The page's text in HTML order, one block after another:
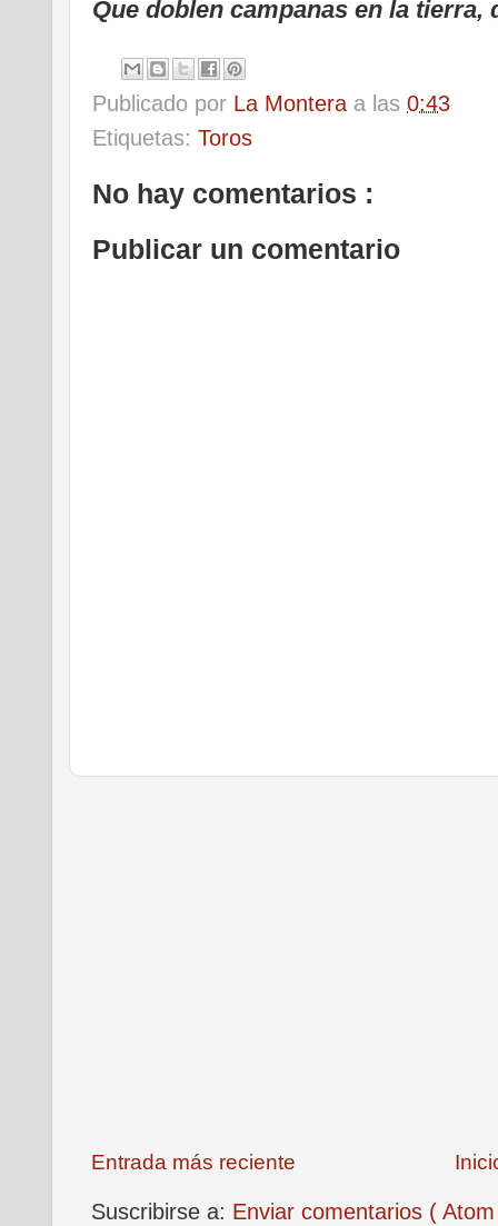
Que doblen campanas en la tierra,
Publicado por La Montera a las 0:43
Etiquetas: Toros
No hay comentarios :
Publicar un comentario
Entrada más reciente
Suscribirse a: Enviar comentarios (